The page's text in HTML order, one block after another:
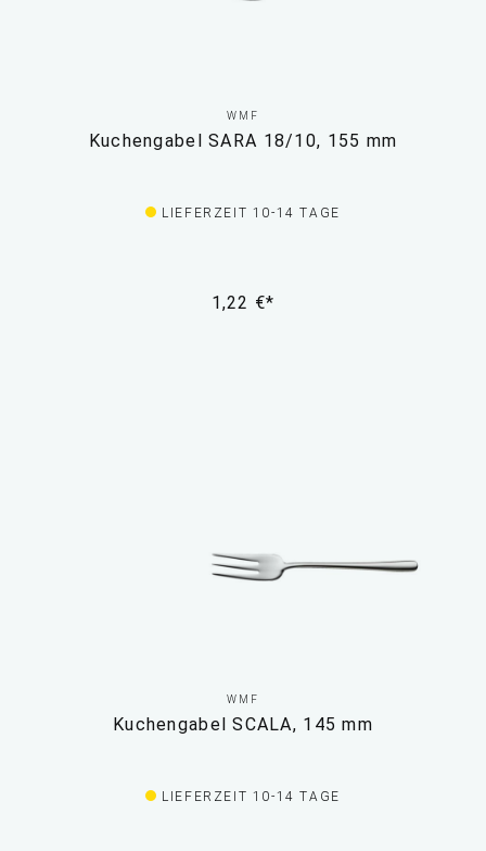
WMF
Kuchengabel SARA 18/10, 155 mm
LIEFERZEIT 10-14 TAGE
1,22 €*
WMF
Kuchengabel SCALA, 145 mm
LIEFERZEIT 10-14 TAGE